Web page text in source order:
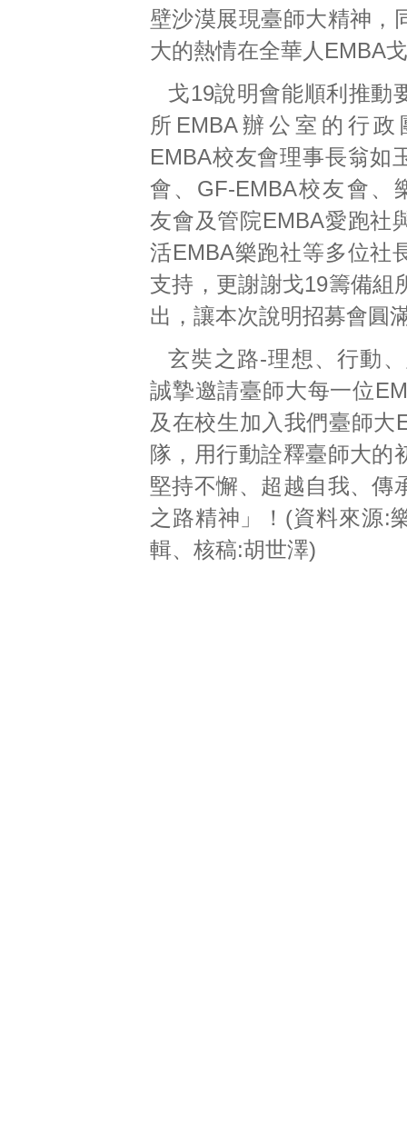
壁沙漠展現臺師大精神，
大的熱情在全華人EMBA
戈19說明會能順利推動
所EMBA辦公室的行
EMBA校友會理事長翁如
會、GF-EMBA校友會、
友會及管院EMBA愛跑社
活EMBA樂跑社等多位社
支持，更謝謝戈19籌備組
出，讓本次說明招募會圓
玄奘之路-理想、行動
誠摯邀請臺師大每一位
及在校生加入我們臺師大
隊，用行動詮釋臺師大的
堅持不懈、超越自我、傳
之路精神」！(資料來源:
輯、核稿:胡世澤)